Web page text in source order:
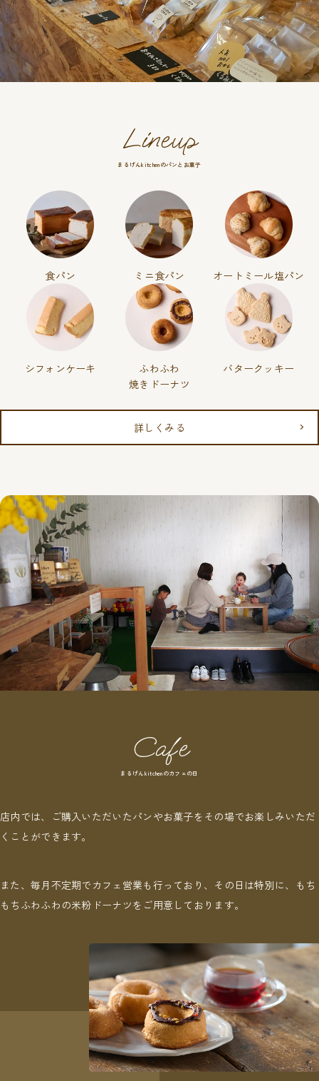
Lineup
まるげんkitchenのパンとお菓子
食パン ミニ食パン オートミール塩パン
シフォンケーキ
ふわふわ
焼きドーナツ
バタークッキー
詳しくみる
Cafe
まるげんkitchenのカフェの日
店内では、ご購入いただいたパンやお菓子をその場でお楽しみいただ
くことができます。
また、毎月不定期でカフェ営業も行っており、その日は特別に、もち
もちふわふわの米粉ドーナツをご用意しております。